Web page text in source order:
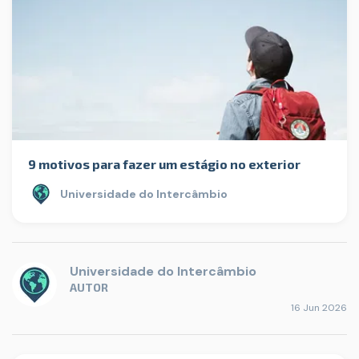
9 motivos para fazer um estágio no exterior
Universidade do Intercâmbio
Universidade do Intercâmbio
AUTOR
16 Jun 2026